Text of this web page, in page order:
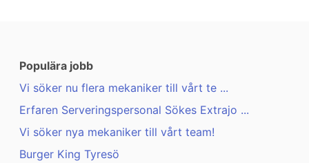
Populära jobb
Vi söker nu flera mekaniker till vårt te ...
Erfaren Serveringspersonal Sökes Extrajo ...
Vi söker nya mekaniker till vårt team!
Burger King Tyresö